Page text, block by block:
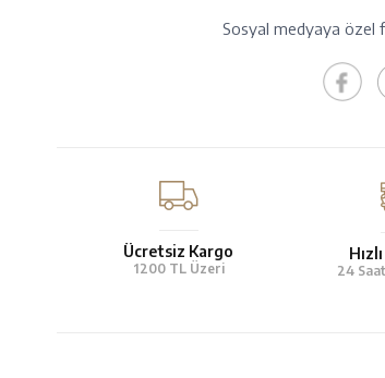
Sosyal medyaya özel
Ücretsiz Kargo
1200 TL Üzeri 24